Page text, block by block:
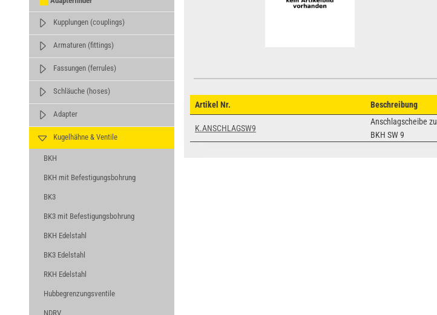
Kupplungen (couplings)
Armaturen (fittings)
Fassungen (ferrules)
Schläuche (hoses)
Adapter
Kugelhähne & Ventile
BKH
BKH mit Befestigungsbohrung
BK3
BK3 mit Befestigungsbohrung
BKH Edelstahl
BK3 Edelstahl
RKH Edelstahl
Hubbegrenzungsventile
NDRV
Artikel Nr. Beschreibung
K.ANSCHLAGSW9
Anschlagscheibe zu
BKH SW 9